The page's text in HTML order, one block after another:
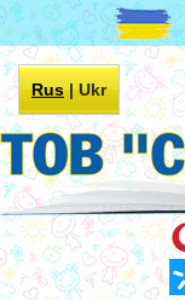
Rus|Ukr